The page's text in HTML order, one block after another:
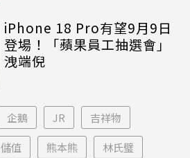
iPhone 18 Pro有望9月9日
登場！「蘋果員工抽選會」
洩端倪
企鵝 JR 吉祥物
儲值 熊本熊 林氏璧